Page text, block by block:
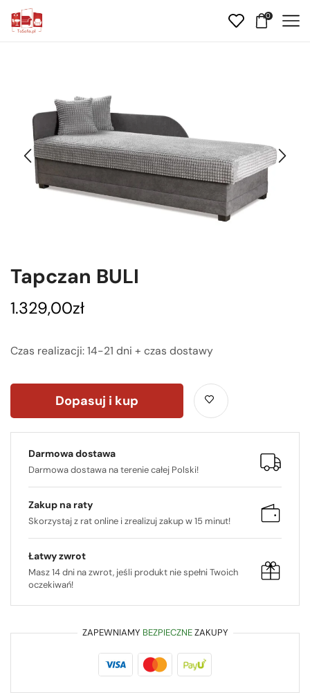
0
Tapczan BULI
1.329,00zł
Czas realizacji: 14-21 dni + czas dostawy
Dopasuj i kup
Darmowa dostawa
Darmowa dostawa na terenie całej Polski!
Zakup na raty
Skorzystaj z rat online i zrealizuj zakup w 15 minut!
Łatwy zwrot
Masz 14 dni na zwrot, jeśli produkt nie spełni Twoich
oczekiwań!
ZAPEWNIAMY BEZPIECZNEZAKUPY